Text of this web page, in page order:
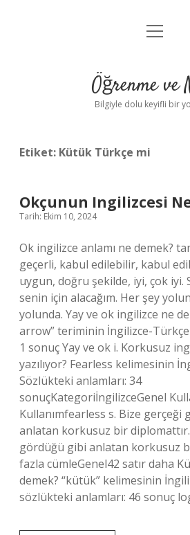
Anasayfa
Yasal Uyarı
menüyü
Öğrenme ve
Bilgiyle dolu keyifli bir
Etiket: Kütük Türkçe mi
Okçunun Ingilizcesi
Tarih: Ekim 10, 2024
Ok ingilizce anlamı ne demek?
geçerli, kabul edilebilir, kabul
uygun, doğru şekilde, iyi, çok iyi.
senin için alacağım. Her şey
yolunda. Yay ve ok ingilizce ne
arrow” teriminin İngilizce-
1 sonuç Yay ve ok i. Korkusuz
yazılıyor? Fearless kelimesinin
Sözlükteki anlamları: 34
sonuçKategoriİngilizceGenel
Kullanımfearless s. Bize gerçeği
anlatan korkusuz bir
gördüğü gibi anlatan korkusuz
fazla cümleGenel42 satır daha
demek? “kütük” kelimesinin
sözlükteki anlamları: 46 sonuç